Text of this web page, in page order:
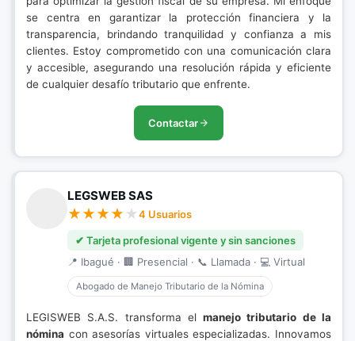
se centra en garantizar la protección financiera y la
transparencia, brindando tranquilidad y confianza a mis
clientes. Estoy comprometido con una comunicación clara
y accesible, asegurando una resolución rápida y eficiente
de cualquier desafío tributario que enfrente.
Contactar
LEGSWEB SAS
4 Usuarios
✔ Tarjeta profesional vigente y sin sanciones
📍 Ibagué · 🏢 Presencial · 📞 Llamada · 💻 Virtual
Abogado de Manejo Tributario de la Nómina
LEGISWEB S.A.S. transforma elmanejo tributario de la
nómina con asesorías virtuales especializadas. Innovamos